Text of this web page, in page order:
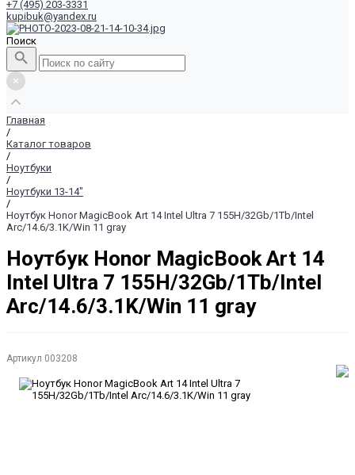
+7 (495) 203-3331
kupibuk@yandex.ru
Поиск
Главная
/
Каталог товаров
/
Ноутбуки
/
Ноутбуки 13-14"
/
Ноутбук Honor MagicBook Art 14 Intel Ultra 7 155H/32Gb/1Tb/Intel
Arc/14.6/3.1K/Win 11 gray
Ноутбук Honor MagicBook Art 14
Intel Ultra 7 155H/32Gb/1Tb/Intel
Arc/14.6/3.1K/Win 11 gray
Артикул 003208